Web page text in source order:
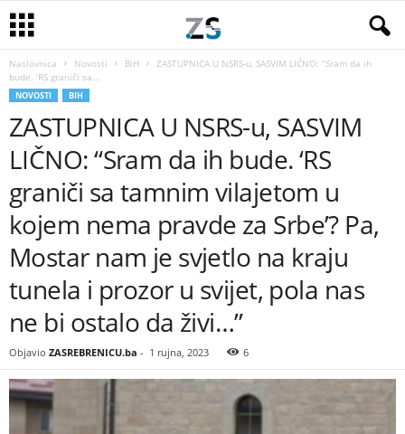
Naslovnica Novosti BiH
ZASTUPNICA U NSRS-u, SASVIM LIČNO: “Sram da ih
bude. ‘RS graniči sa...
NOVOSTI BIH
ZASTUPNICA U NSRS-u, SASVIM
LIČNO: “Sram da ih bude. ‘RS
graniči sa tamnim vilajetom u
kojem nema pravde za Srbe’? Pa,
Mostar nam je svjetlo na kraju
tunela i prozor u svijet, pola nas
ne bi ostalo da živi…”
Objavio ZASREBRENICU.ba - 1 rujna, 2023 6